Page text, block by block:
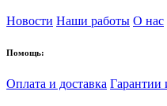
Новости Наши работы О нас
Помощь:
Оплата и доставка Гарантии